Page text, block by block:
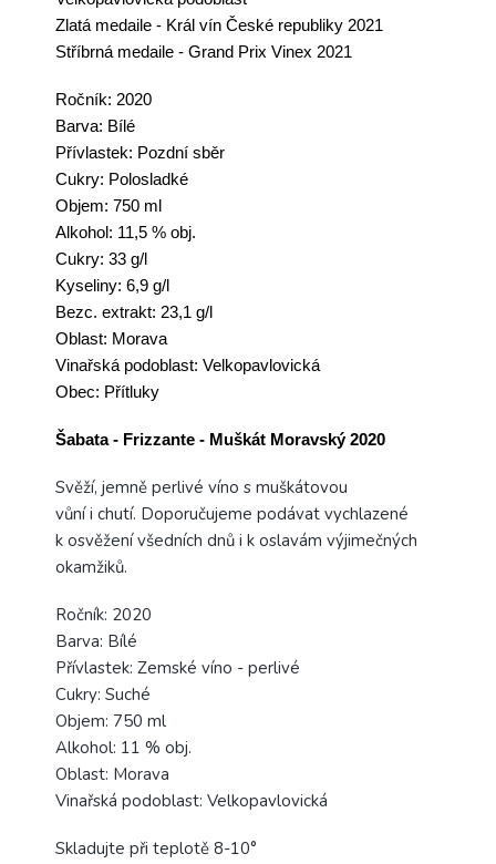
Zlatá medaile - Král vín České republiky 2021
Stříbrná medaile - Grand Prix Vinex 2021
Ročník: 2020
Barva: Bílé
Přívlastek: Pozdní sběr
Cukry: Polosladké
Objem: 750 ml
Alkohol: 11,5 % obj.
Cukry: 33 g/l
Kyseliny: 6,9 g/l
Bezc. extrakt: 23,1 g/l
Oblast: Morava
Vinařská podoblast: Velkopavlovická
Obec: Přítluky
Šabata - Frizzante - Muškát Moravský 2020
Svěží, jemně perlivé víno s muškátovou
vůníi chutí. Doporučujeme podávat vychlazené
k osvěženívšedních dnů i k oslavám výjimečných
okamžiků.
Ročník: 2020
Barva: Bílé
Přívlastek: Zemské víno - perlivé
Cukry: Suché
Objem: 750 ml
Alkohol: 11 % obj.
Oblast: Morava
Vinařská podoblast: Velkopavlovická
Skladujte při teplotě 8-10°